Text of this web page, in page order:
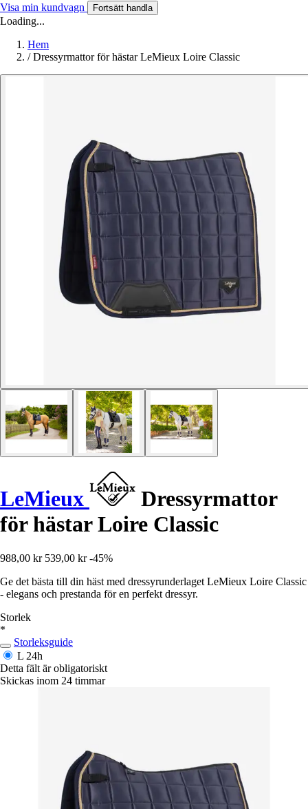
Visa min kundvagn Fortsätt handla
Loading...
Hem
/ Dressyrmattor för hästar LeMieux Loire Classic
LeMieux
Dressyrmattor
för hästar Loire Classic
988,00 kr 539,00 kr -45%
Ge det bästa till din häst med dressyrunderlaget LeMieux Loire Classic
- elegans och prestanda för en perfekt dressyr.
Storlek
*
Storleksguide
L 24h
Detta fält är obligatoriskt
Skickas inom 24 timmar